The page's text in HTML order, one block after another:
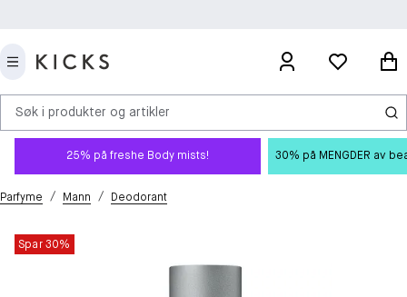
Søk i produkter og artikler
25% på freshe Body mists! 30% på MENGDER av
Parfyme / Mann / Deodorant
Spar 30%